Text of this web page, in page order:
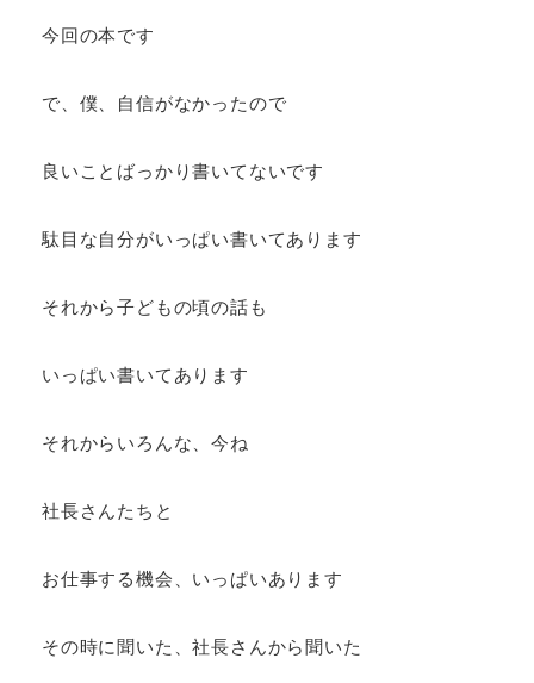
今回の本です
で、僕、自信がなかったので
良いことばっかり書いてないです
駄目な自分がいっぱい書いてあります
それから子どもの頃の話も
いっぱい書いてあります
それからいろんな、今ね
社長さんたちと
お仕事する機会、いっぱいあります
その時に聞いた、社長さんから聞いた